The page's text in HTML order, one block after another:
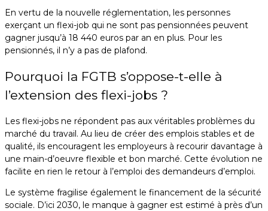
En vertu de la nouvelle réglementation, les personnes
exerçant un flexi-job qui ne sont pas pensionnées peuvent
gagner jusqu’à 18 440 euros par an en plus. Pour les
pensionnés, il n’y a pas de plafond.
Pourquoi la FGTB s’oppose-t-elle à
l’extension des flexi-jobs ?
Les flexi-jobs ne répondent pas aux véritables problèmes du
marché du travail. Au lieu de créer des emplois stables et de
qualité, ils encouragent les employeurs à recourir davantage à
une main-d’oeuvre flexible et bon marché. Cette évolution ne
facilite en rien le retour à l’emploi des demandeurs d’emploi.
Le système fragilise également le financement de la sécurité
sociale. D’ici 2030, le manque à gagner est estimé à près d’un